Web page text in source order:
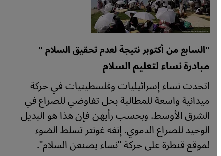
"السابع من أكتوبر نتيجة لعدم تحقيق السلام "
مبادرة نساء لتعليم السلام
اتحدت نساء إسرائيليات وفلسطينيات في حركة
ميدانية واسعة للمطالبة بحل تفاوضي للصراع في
الشرق الأوسط. وبحسب رأيهن فإن هذا هو البديل
الوحيد للصراع الدموي. إنغه غونتر تسلط الضوء
لموقع قنطرة على حركة "نساء يصنعن السلام".